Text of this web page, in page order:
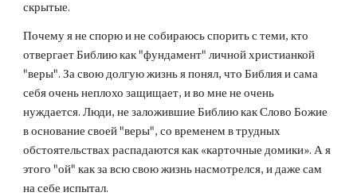
скрытые.
Почему я не спорю и не собираюсь спорить с теми, кто
отвергает Библию как "фундамент" личной христианкой
"веры". За свою долгую жизнь я понял, что Библия и сама
себя очень неплохо защищает, и во мне не очень
нуждается. Люди, не заложившие Библию как Слово Божие
в основание своей "веры", со временем в трудных
обстоятельствахраспадаютсякак «карточные домики». А я
этого "ой" как за всю свою жизнь насмотрелся, и даже сам
на себе испытал.